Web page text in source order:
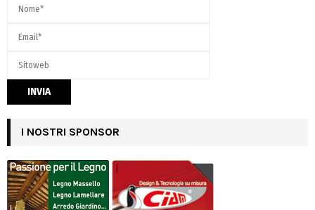
I NOSTRI SPONSOR